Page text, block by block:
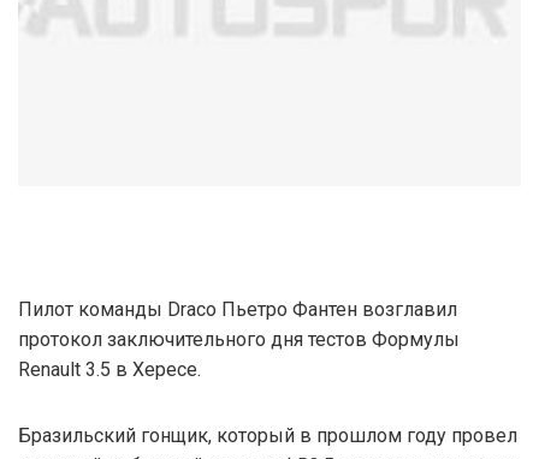
Пилот команды Draco Пьетро Фантен возглавил
протокол заключительного дня тестов Формулы
Renault 3.5 в Хересе.
Бразильский гонщик, который в прошлом году провел